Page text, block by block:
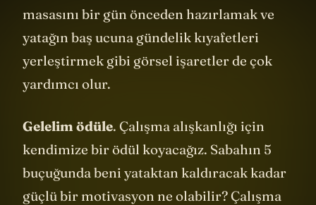
masasını bir gün önceden hazırlamak ve
yatağın baş ucuna gündelik kıyafetleri
yerleştirmek gibi görsel işaretler de çok
yardımcı olur.
Gelelim ödüle. Çalışma alışkanlığı için
kendimize bir ödül koyacağız. Sabahın 5
buçuğunda beni yataktan kaldıracak kadar
güçlü bir motivasyon ne olabilir? Çalışma